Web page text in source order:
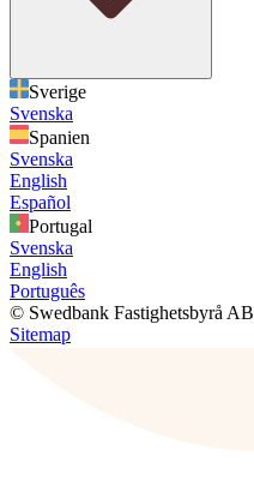
Sverige
Svenska
Spanien
Svenska
English
Español
Portugal
Svenska
English
Português
© Swedbank Fastighetsbyrå AB
Sitemap